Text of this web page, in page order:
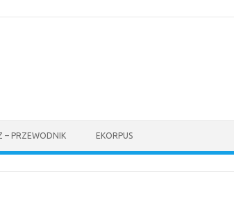
– PRZEWODNIK EKORPUS